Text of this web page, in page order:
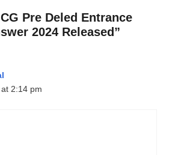
Pre Deled Entrance
2024 Released”
2:14 pm